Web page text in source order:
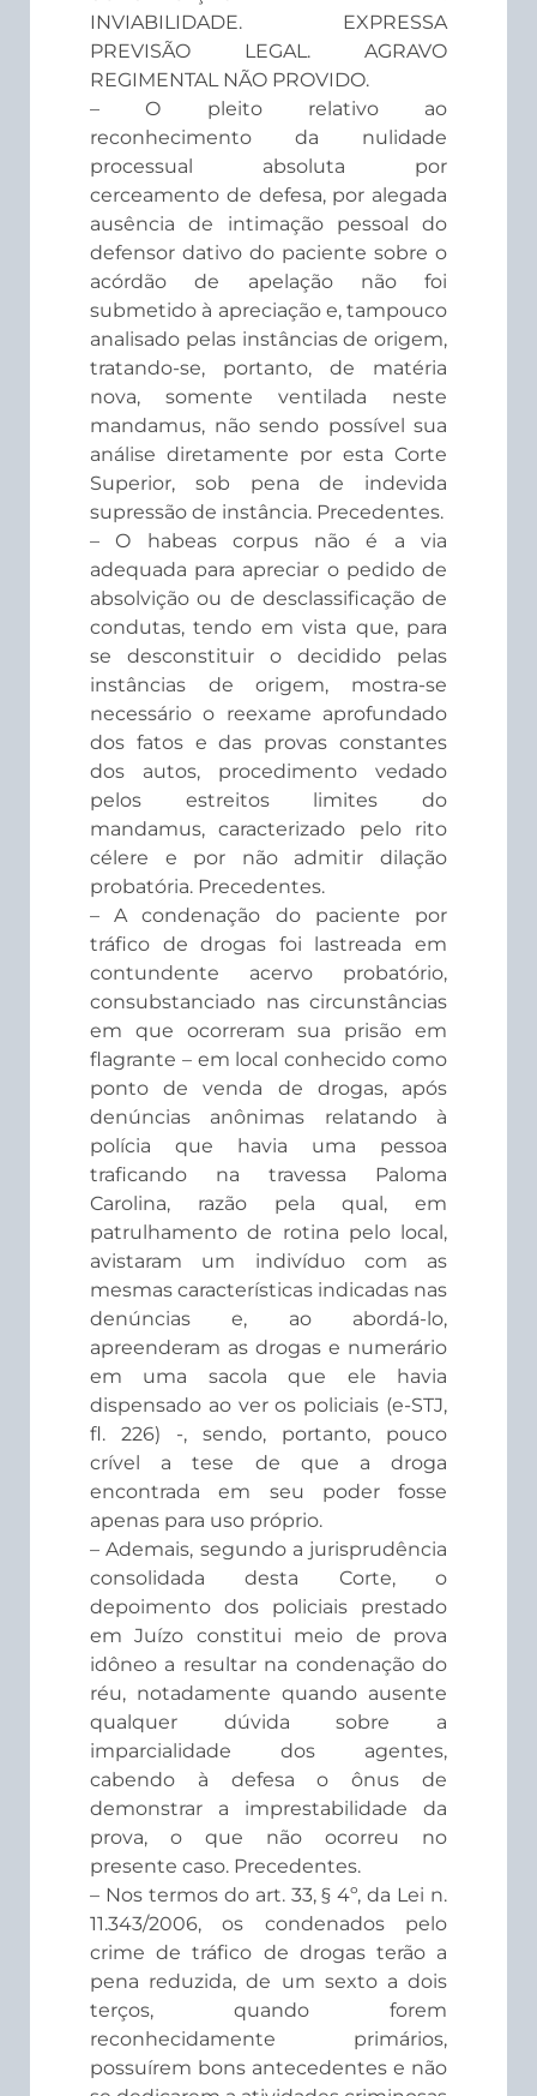
INVIABILIDADE. EXPRESSA
PREVISÃO LEGAL. AGRAVO
REGIMENTAL NÃO PROVIDO.
– O pleito relativo ao
reconhecimento da nulidade
processual absoluta por
cerceamento de defesa, por alegada
ausência de intimação pessoal do
defensor dativo do paciente sobre o
acórdão de apelação não foi
submetido à apreciação e, tampouco
analisado pelas instâncias de origem,
tratando-se, portanto, de matéria
nova, somente ventilada neste
mandamus, não sendo possível sua
análise diretamente por esta Corte
Superior, sob pena de indevida
supressão de instância. Precedentes.
– O habeas corpus não é a via
adequada para apreciar o pedido de
absolvição ou de desclassificação de
condutas, tendo em vista que, para
se desconstituir o decidido pelas
instâncias de origem, mostra-se
necessário o reexame aprofundado
dos fatos e das provas constantes
dos autos, procedimento vedado
pelos estreitos limites do
mandamus, caracterizado pelo rito
célere e por não admitir dilação
probatória. Precedentes.
– A condenação do paciente por
tráfico de drogas foi lastreada em
contundente acervo probatório,
consubstanciado nas circunstâncias
em que ocorreram sua prisão em
flagrante – em local conhecido como
ponto de venda de drogas, após
denúncias anônimas relatando à
polícia que havia uma pessoa
traficando na travessa Paloma
Carolina, razão pela qual, em
patrulhamento de rotina pelo local,
avistaram um indivíduo com as
mesmas características indicadas nas
denúncias e, ao abordá-lo,
apreenderam as drogas e numerário
em uma sacola que ele havia
dispensado ao ver os policiais (e-STJ,
fl. 226) -, sendo, portanto, pouco
crível a tese de que a droga
encontrada em seu poder fosse
apenas para uso próprio.
– Ademais, segundo a jurisprudência
consolidada desta Corte, o
depoimento dos policiais prestado
em Juízo constitui meio de prova
idôneo a resultar na condenação do
réu, notadamente quando ausente
qualquer dúvida sobre a
imparcialidade dos agentes,
cabendo à defesa o ônus de
demonstrar a imprestabilidade da
prova, o que não ocorreu no
presente caso. Precedentes.
– Nos termos do art. 33, § 4º, da Lei n.
11.343/2006, os condenados pelo
crime de tráfico de drogas terão a
pena reduzida, de um sexto a dois
terços, quando forem
reconhecidamente primários,
possuírem bons antecedentes e não